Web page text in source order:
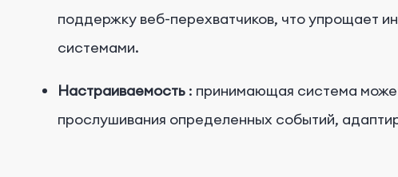
поддержку веб-перехватчиков, что упрощает
системами.
Настраиваемость : принимающая система
прослушивания определенных событий,